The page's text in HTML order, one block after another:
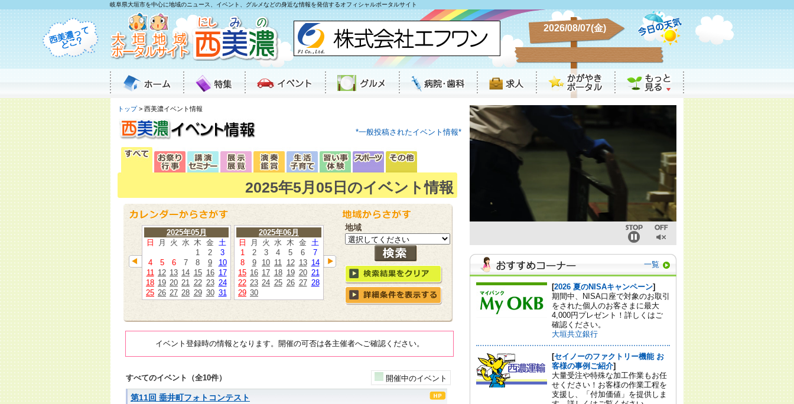
岐阜県大垣市を中心に地域のニュース、イベント、グルメなどの身近な情報を発信するオフィシャルポータルサイト
2026/08/07(金)
トップ> 西美濃イベント情報
*一般投稿されたイベント情報*
2025年5月05日のイベント情報
2025年05月
日
月 火 水 木 金 土
1
2
3
4
5 6 7 8 9
10
11 12 13 14 15 16 17
18 19 20 21 22 23 24
25 26 27 28 29 30 31
2025年06月
日
月 火 水 木 金 土
1
2 3 4 5 6
7
8
9 10 11 12 13 14
15 16 17 18 19 20 21
22 23 24 25 26 27 28
29 30
地域
イベント登録時の情報となります。開催の可否は各主催者へご確認ください。
すべてのイベント（全10件） 開催中のイベント
第11回 垂井町フォトコンテスト